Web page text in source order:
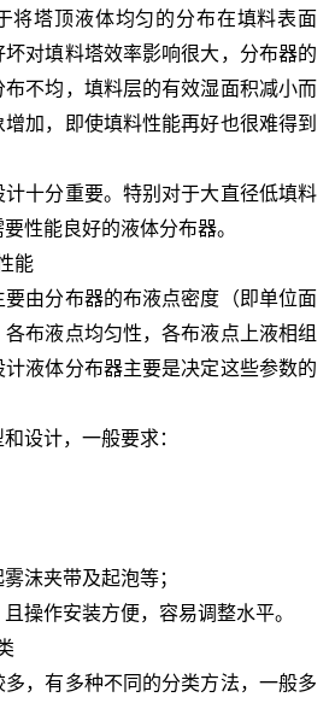
将塔顶液体均匀的分布在填料表面
坏对填料塔效率影响很大，分布器的
不均，填料层的有效湿面积减小而
加，即使填料性能再好也很难得到
计十分重要。特别对于大直径低填料
性能良好的液体分布器。
能
由分布器的布液点密度（即单位面
布液点均匀性，各布液点上液相组
液体分布器主要是决定这些参数的
设计，一般要求：
沫夹带及起泡等；
操作安装方便，容易调整水平。
，有多种不同的分类方法，一般多